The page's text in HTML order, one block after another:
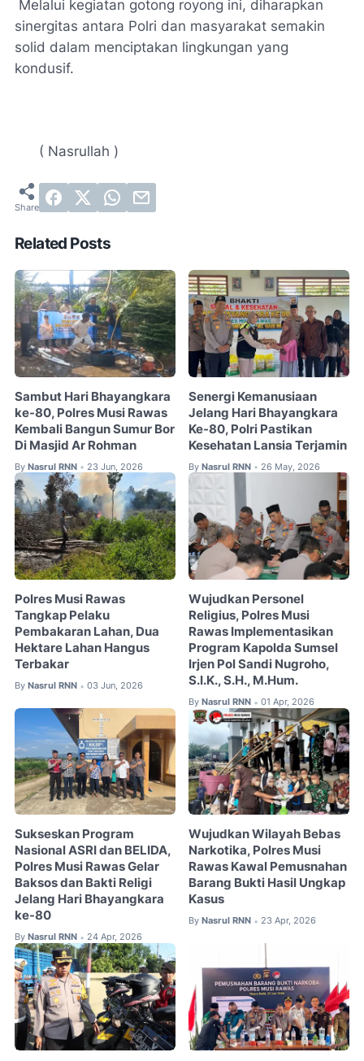
Melalui kegiatan gotong royong ini, diharapkan
sinergitas antara Polri dan masyarakat semakin
solid dalam menciptakan lingkungan yang
kondusif.
( Nasrullah )
Related Posts
Sambut Hari Bhayangkara
ke-80, Polres Musi Rawas
Kembali Bangun Sumur Bor
Di Masjid Ar Rohman
By Nasrul RNN • 23 Jun, 2026
Senergi Kemanusiaan
Jelang Hari Bhayangkara
Ke-80, Polri Pastikan
Kesehatan Lansia Terjamin
By Nasrul RNN • 26 May, 2026
Polres Musi Rawas
Tangkap Pelaku
Pembakaran Lahan, Dua
Hektare Lahan Hangus
Terbakar
By Nasrul RNN • 03 Jun, 2026
Wujudkan Personel
Religius, Polres Musi
Rawas Implementasikan
Program Kapolda Sumsel
Irjen Pol Sandi Nugroho,
S.I.K., S.H., M.Hum.
By Nasrul RNN • 01 Apr, 2026
Sukseskan Program
Nasional ASRI dan BELIDA,
Polres Musi Rawas Gelar
Baksos dan Bakti Religi
Jelang Hari Bhayangkara
ke-80
By Nasrul RNN • 24 Apr, 2026
Wujudkan Wilayah Bebas
Narkotika, Polres Musi
Rawas Kawal Pemusnahan
Barang Bukti Hasil Ungkap
Kasus ⠀
By Nasrul RNN • 23 Apr, 2026